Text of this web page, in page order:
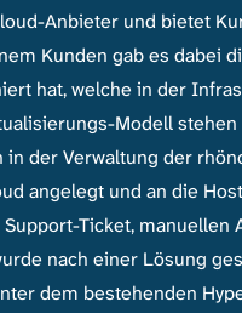
Anbieter und bietet
Kunden gab es dabei
hat, welche in der
Modell
der Verwaltung der
angelegt und an die
Ticket, manuellen
nach einer Lösung
dem bestehenden